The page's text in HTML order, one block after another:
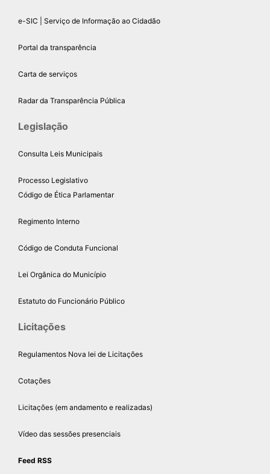
e-SIC | Serviço de Informação ao Cidadão
Portal da transparência
Carta de serviços
Radar da Transparência Pública
Legislação
Consulta Leis Municipais
Processo Legislativo
Código de Ética Parlamentar
Regimento Interno
Código de Conduta Funcional
Lei Orgânica do Município
Estatuto do Funcionário Público
Licitações
Regulamentos Nova lei de Licitações
Cotações
Licitações (em andamento e realizadas)
Vídeo das sessões presenciais
Feed RSS